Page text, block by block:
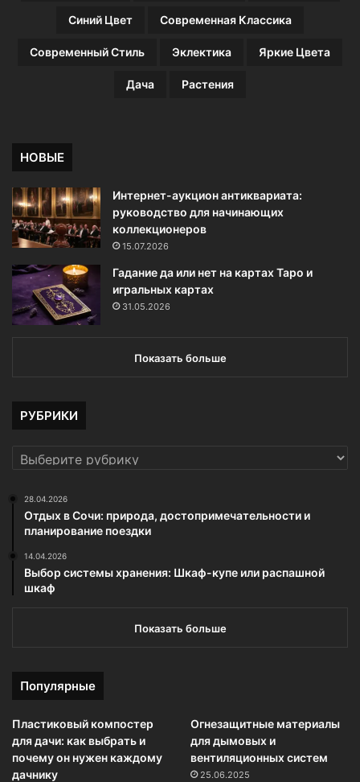
Синий Цвет Современная Классика
Современный Стиль Эклектика Яркие Цвета
Дача Растения
НОВЫЕ
Интернет-аукцион антиквариата:
руководство для начинающих
коллекционеров
15.07.2026
Гадание да или нет на картах Таро и
игральных картах
31.05.2026
Показать больше
РУБРИКИ
РУБРИКИ
28.04.2026
Отдых в Сочи: природа, достопримечательности и
планирование поездки
14.04.2026
Выбор системы хранения: Шкаф-купе или распашной
шкаф
Показать больше
Популярные
Пластиковый компостер
для дачи: как выбрать и
почему он нужен каждому
дачнику
Огнезащитные материалы
для дымовых и
вентиляционных систем
25.06.2025